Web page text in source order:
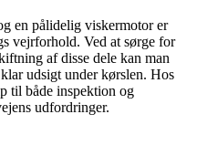
en pålidelig viskermotor er
vejrforhold. Ved at sørge for
af disse dele kan man
udsigt under kørslen. Hos
til både inspektion og
udfordringer.